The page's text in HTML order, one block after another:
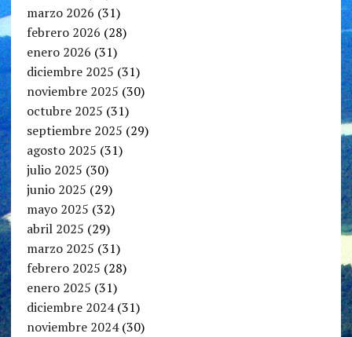
marzo 2026 (31)
febrero 2026 (28)
enero 2026 (31)
diciembre 2025 (31)
noviembre 2025 (30)
octubre 2025 (31)
septiembre 2025 (29)
agosto 2025 (31)
julio 2025 (30)
junio 2025 (29)
mayo 2025 (32)
abril 2025 (29)
marzo 2025 (31)
febrero 2025 (28)
enero 2025 (31)
diciembre 2024(31)
noviembre 2024(30)